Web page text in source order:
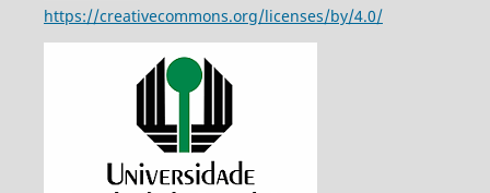
https://creativecommons.org/licenses/by/4.0/